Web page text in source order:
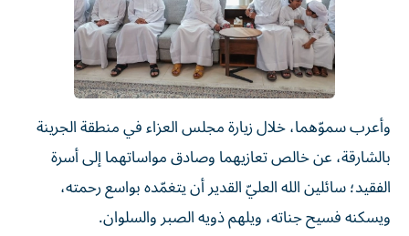
وأعرب سموّهما، خلال زيارة مجلس العزاء في منطقة الجرينة
بالشارقة، عن خالص تعازيهما وصادق مواساتهما إلى أسرة
الفقيد؛ سائلين الله العليّ القدير أن يتغمّده بواسع رحمته،
ويسكنه فسيح جناته، ويلهم ذويه الصبر والسلوان.